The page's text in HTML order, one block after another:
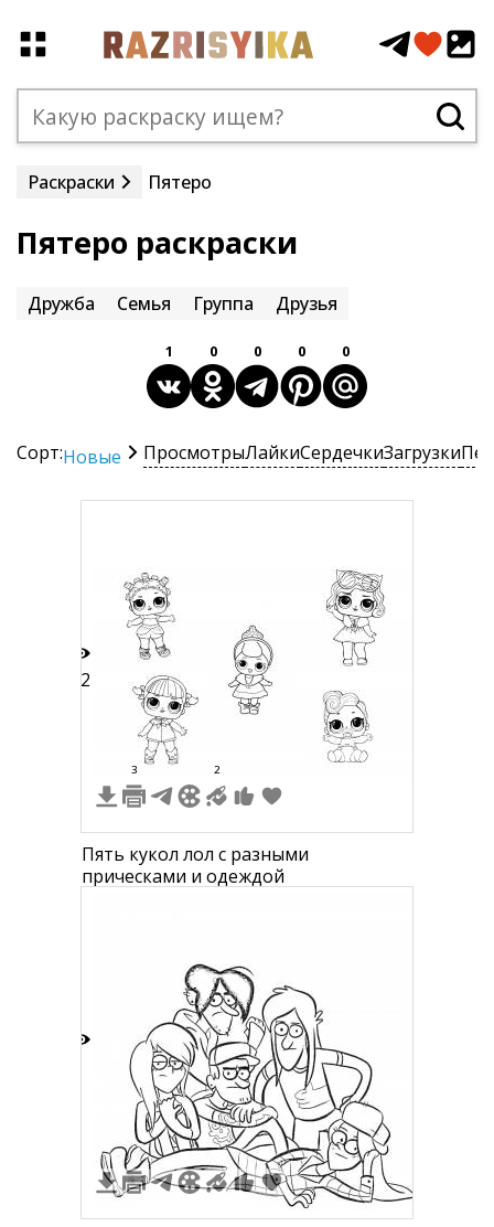
Раскраски Пятеро
Пятеро раскраски
Дружба Семья Группа Друзья
1 0 0 0 0
Сорт:Новые ПросмотрыЛайкиСердечкиЗагрузки
12
3 2
Пять кукол лол с разными
прическами и одеждой